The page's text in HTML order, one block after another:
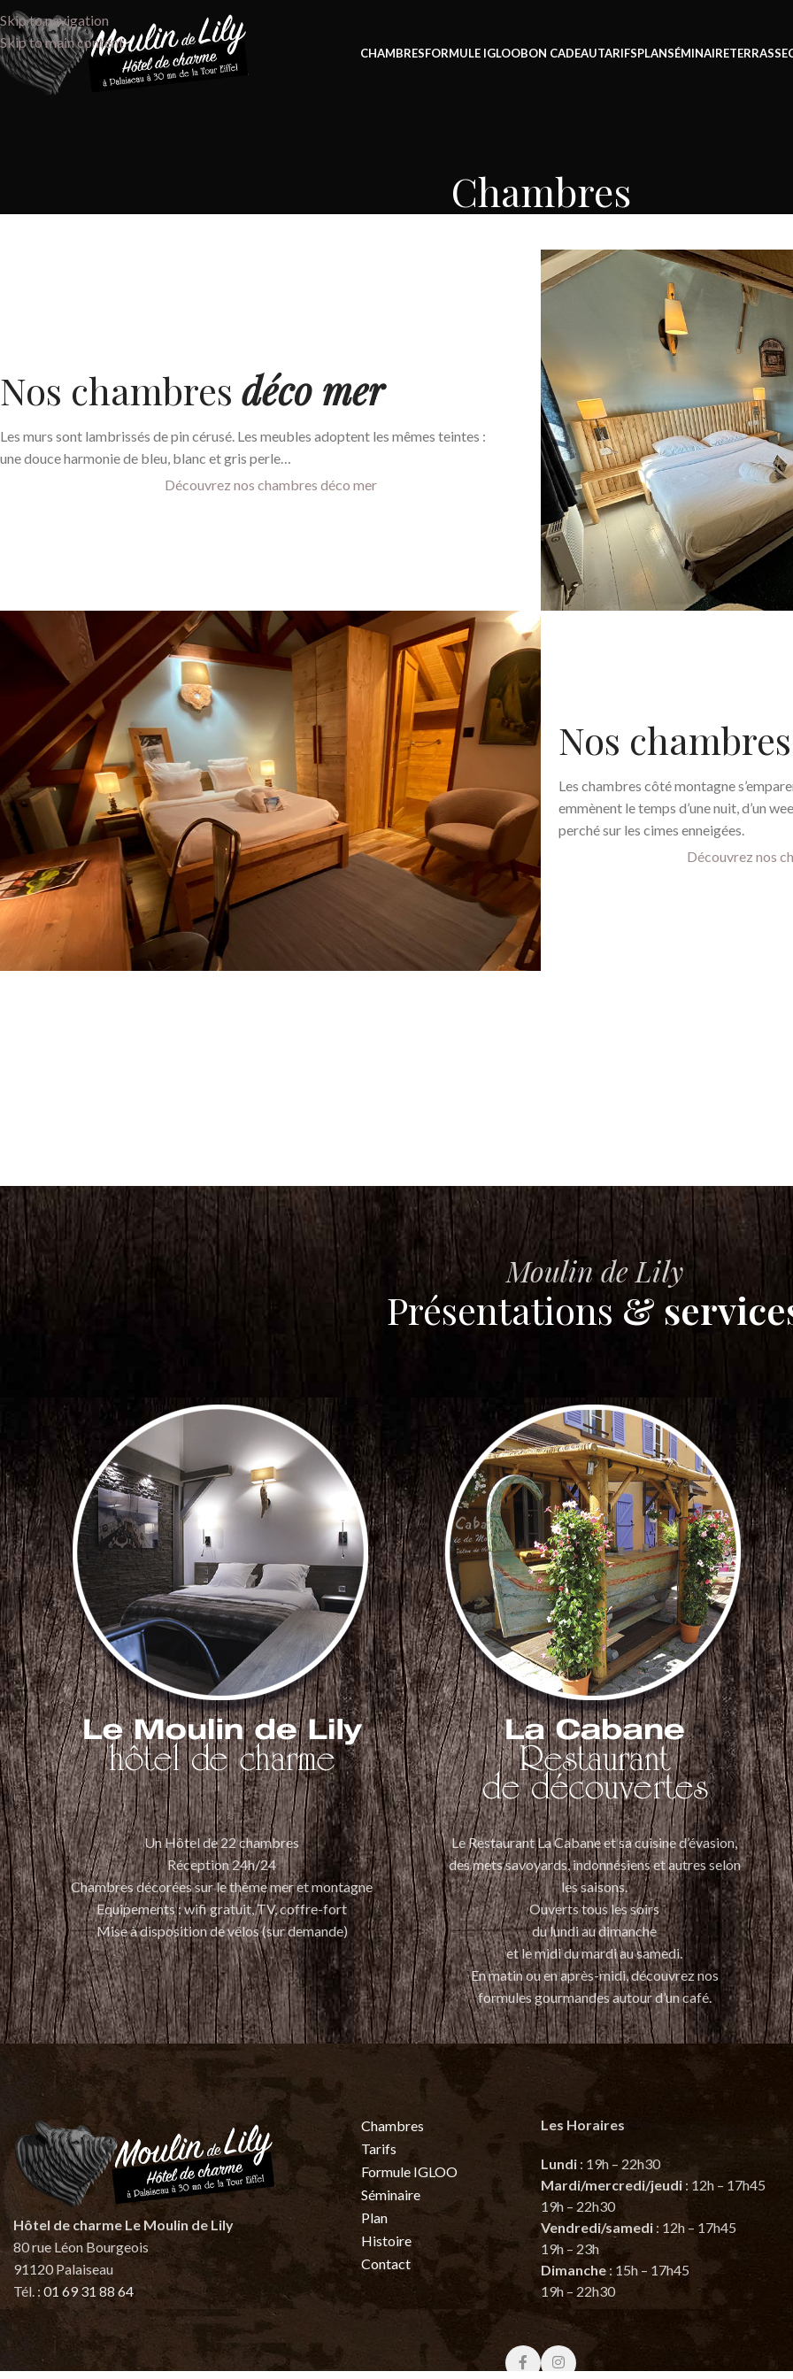
Skip to navigation
Skip to main content
CHAMBRESFORMULE IGLOOBON CADEAUTARIFSPLANSÉMINAIRETERRASSE
Chambres
Nos chambres déco mer
Les murs sont lambrissés de pin cérusé. Les meubles adoptent les mêmes teintes :
une douce harmonie de bleu, blanc et gris perle…
Découvrez nos chambres déco mer
Nos
Les chambres côté montagne
emmènent le temps d’une nuit, d’un
perché sur les cimes enneigées.
Découvrez nos
Moulin de Lily
Présentations &
Un Hôtel de 22 chambres
Réception 24h/24
Chambres décorées sur le thème mer et montagne
Equipements : wifi gratuit, TV, coffre-fort
Mise à disposition de vélos (sur demande)
Le Restaurant La Cabane et sa cuisine d’évasion,
des mets savoyards, indonnésiens et autres selon
les saisons.
Ouverts tous les soirs
du lundi au dimanche
et le midi du mardi au samedi.
En matin ou en après-midi, découvrez nos
formules gourmandes autour d’un café.
Hôtel de charme Le Moulin de Lily
80 rue Léon Bourgeois
91120 Palaiseau
Tél. : 01 69 31 88 64
Chambres
Tarifs
Formule IGLOO
Séminaire
Plan
Histoire
Contact
Les Horaires
Lundi : 19h – 22h30
Mardi/mercredi/jeudi : 12h – 17h45
19h – 22h30
Vendredi/samedi : 12h – 17h45
19h – 23h
Dimanche: 15h – 17h45
19h – 22h30